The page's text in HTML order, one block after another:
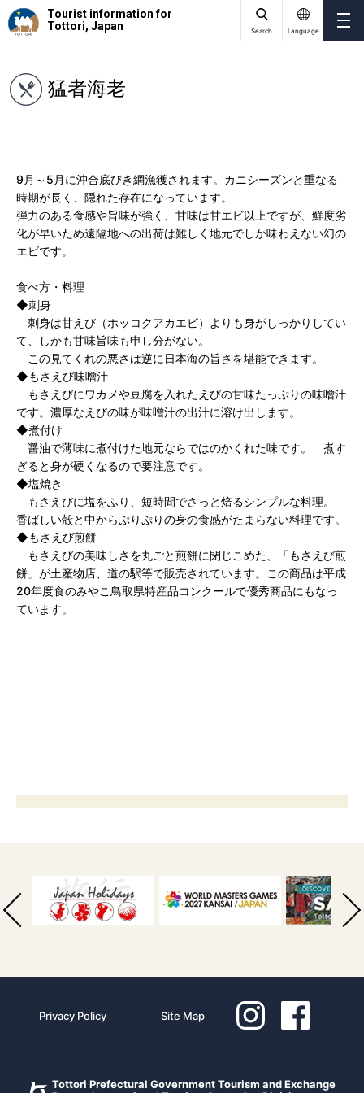
Tourist information for
Tottori, Japan
Search Language
猛者海老
9月～5月に沖合底びき網漁獲されます。カニシーズンと重なる
時期が長く、隠れた存在になっています。
弾力のある食感や旨味が強く、甘味は甘エビ以上ですが、鮮度劣
化が早いため遠隔地への出荷は難しく地元でしか味わえない幻の
エビです。
食べ方・料理
◆刺身
刺身は甘えび（ホッコクアカエビ）よりも身がしっかりしてい
て、しかも甘味旨味も申し分がない。
この見てくれの悪さは逆に日本海の旨さを堪能できます。
◆もさえび味噌汁
もさえびにワカメや豆腐を入れたえびの甘味たっぷりの味噌汁
です。濃厚なえびの味が味噌汁の出汁に溶け出します。
◆煮付け
醤油で薄味に煮付けた地元ならではのかくれた味です。 煮す
ぎると身が硬くなるので要注意です。
◆塩焼き
もさえびに塩をふり、短時間でさっと焙るシンプルな料理。
香ばしい殻と中からぷりぷりの身の食感がたまらない料理です。
◆もさえび煎餅
もさえびの美味しさを丸ごと煎餅に閉じこめた、「もさえび煎
餅」が土産物店、道の駅等で販売されています。この商品は平成
20年度食のみやこ鳥取県特産品コンクールで優秀商品にもなっ
ています。
Privacy Policy Site Map
Tottori Prefectural Government Tourism and Exchange